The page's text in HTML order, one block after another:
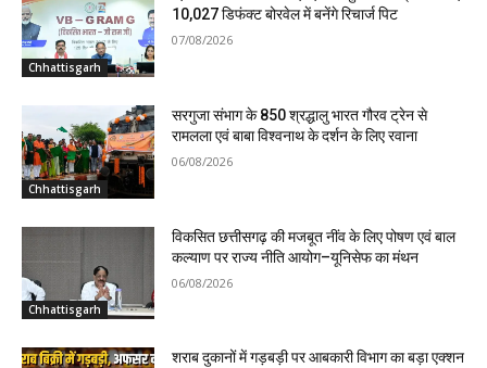
Chhattisgarh
10,027 डिफंक्ट बोरवेल में बनेंगे रिचार्ज पिट
07/08/2026
Chhattisgarh
सरगुजा संभाग के 850 श्रद्धालु भारत गौरव ट्रेन से
रामलला एवं बाबा विश्वनाथ के दर्शन के लिए रवाना
06/08/2026
Chhattisgarh
विकसित छत्तीसगढ़ की मजबूत नींव के लिए पोषण एवं बाल
कल्याण पर राज्य नीति आयोग–यूनिसेफ का मंथन
06/08/2026
शराब दुकानों में गड़बड़ी पर आबकारी विभाग का बड़ा एक्शन